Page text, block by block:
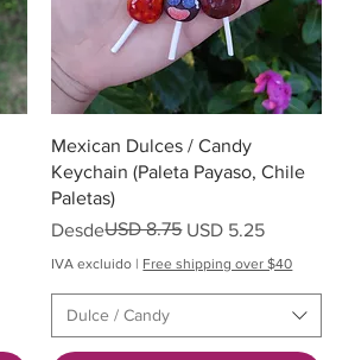
Vista rápida
Mexican Dulces / Candy
Keychain (Paleta Payaso, Chile
Paletas)
Desde
PrecioUSD 8.75 USD 5.25
Precio de oferta
IVA excluido | Free shipping over $40
Dulce / Candy